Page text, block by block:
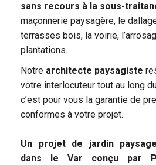
sans recours à la sous-
maçonnerie paysagère, le
terrasses bois, la voirie,
plantations.
Notre architecte paysagiste
votre interlocuteur tout au long
c’est pour vous la garantie de
conformes à votre projet.
Un projet de jardin
dans le Var conçu par